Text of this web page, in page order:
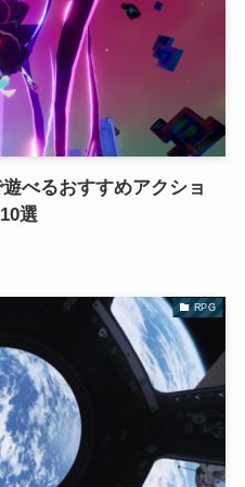
べるおすすめアクショ
選
RPG